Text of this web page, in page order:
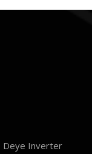
Deye Inverter